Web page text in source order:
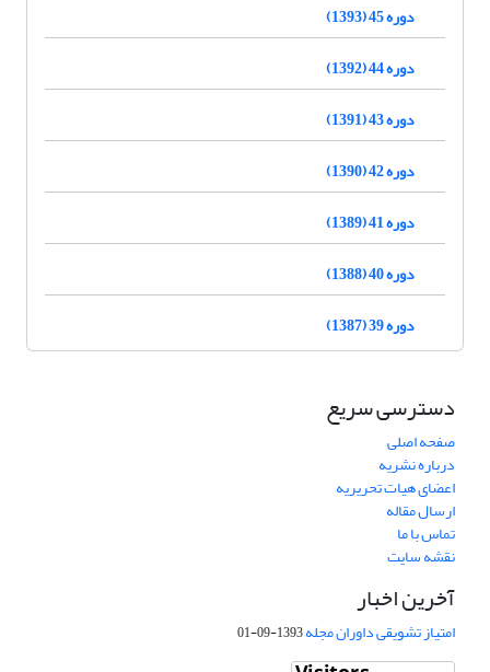
دوره 45 (1393)
دوره 44 (1392)
دوره 43 (1391)
دوره 42 (1390)
دوره 41 (1389)
دوره 40 (1388)
دوره 39 (1387)
دسترسی سریع
صفحه اصلی
درباره نشریه
اعضای هیات تحریریه
ارسال مقاله
تماس با ما
نقشه سایت
آخرین اخبار
امتیاز تشویقی داوران مجله1393-09-01